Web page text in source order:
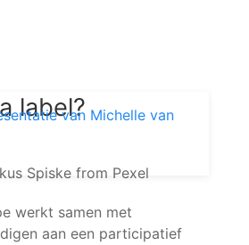
label?
Spiske from Pexel
werkt samen met
aan een participatief
van Michelle van